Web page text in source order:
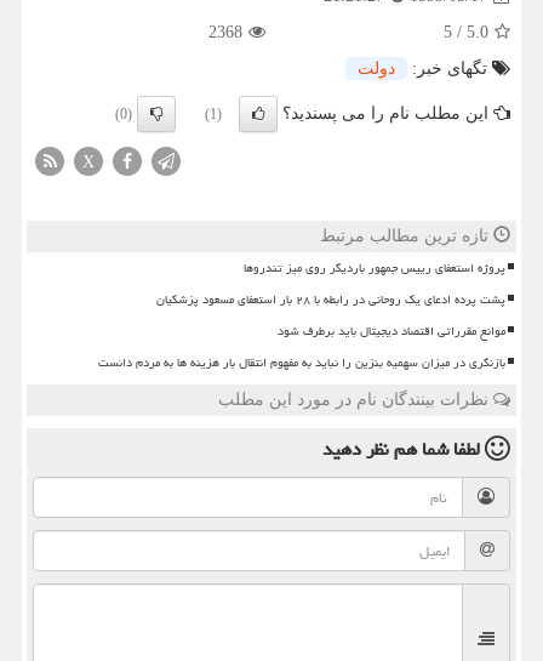
5.0
/
5
2368
تگهای خبر:
دولت
این مطلب نام را می پسندید؟ (1)
(0)
X
تازه ترین مطالب مرتبط
پروژه استعفای رییس جمهور باردیگر روی میز تندروها
پشت پرده ادعای یک روحانی در رابطه با ۲۸ بار استعفای مسعود پزشکیان
موانع مقرراتی اقتصاد دیجیتال باید برطرف شود
بازنگری در میزان سهمیه بنزین را نباید به مفهوم انتقال بار هزینه ها به مردم دانست
نظرات بینندگان نام در مورد این مطلب
لطفا شما همنظر دهید